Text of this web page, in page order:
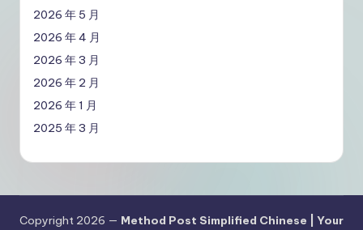
2026 年 5 月
2026 年 4 月
2026 年 3 月
2026 年 2 月
2026 年 1 月
2025 年 3 月
Copyright 2026 — Method Post Simplified Chinese | Your